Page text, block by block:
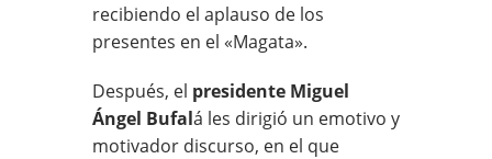
recibiendo el aplauso de los
presentes en el «Magata».
Después, el presidente Miguel
Ángel Bufalá les dirigió un emotivo y
motivador discurso, en el que